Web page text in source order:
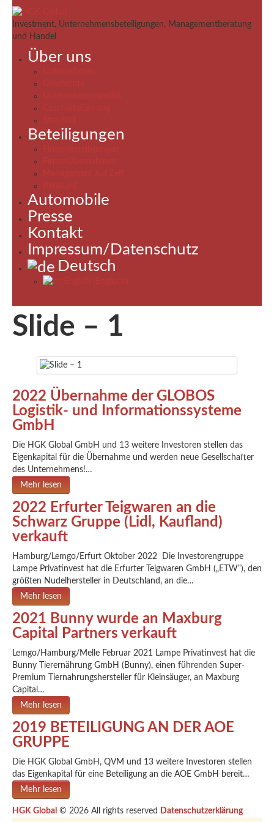
Investment, Unternehmensbeteiligungen, Managementberatung
und Handel
Über uns
Beteiligungen
Automobile
Presse
Kontakt
Impressum/Datenschutz
Deutsch
Slide – 1
2022 Übernahme der GLOBOS
Logistik- und Informationssysteme
GmbH
Die HGK Global GmbH und 13 weitere Investoren stellen das
Eigenkapital für die Übernahme und werden neue Gesellschafter
des Unternehmens!…
Mehr lesen
2022 Erfurter Teigwaren an die
Schwarz Gruppe (Lidl, Kaufland)
verkauft
Hamburg/Lemgo/Erfurt Oktober 2022 Die Investorengruppe
Lampe Privatinvest hat die Erfurter Teigwaren GmbH („ETW“), den
größten Nudelhersteller in Deutschland, an die…
Mehr lesen
2021 Bunny wurde an Maxburg
Capital Partners verkauft
Lemgo/Hamburg/Melle Februar 2021 Lampe Privatinvest hat die
Bunny Tierernährung GmbH (Bunny), einen führenden Super-
Premium Tiernahrungshersteller für Kleinsäuger, an Maxburg
Capital…
Mehr lesen
2019 BETEILIGUNG AN DER AOE
GRUPPE
Die HGK Global GmbH, QVM und 13 weitere Investoren stellen
das Eigenkapital für eine Beteiligung an die AOE GmbH bereit…
Mehr lesen
HGK Global © 2026 All rights reserved Datenschutzerklärung